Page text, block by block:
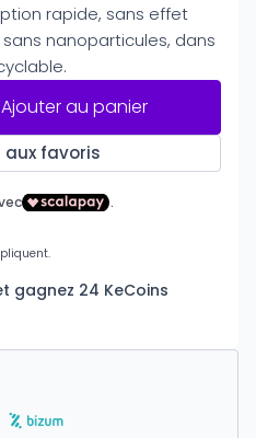
rapide, sans effet
nanoparticules, dans
Ajouter au panier
aux favoris
gagnez 24 KeCoins